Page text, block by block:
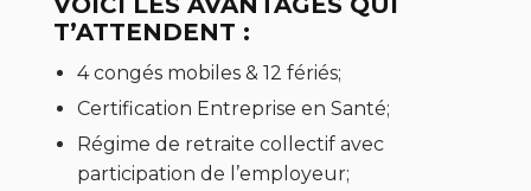
T’ATTENDENT :
4 congés mobiles & 12 fériés;
Certification Entreprise en Santé;
Régime de retraite collectif avec
participation de l’employeur;